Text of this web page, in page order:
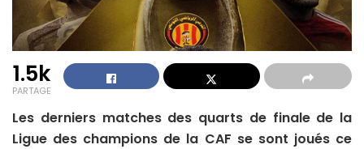
1.5k
PARTAGE
Les derniers matches des quarts de finale de la
Ligue des champions de la CAF se sont joués ce